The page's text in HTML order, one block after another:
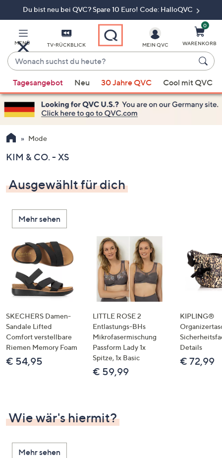
Du bist neu bei QVC? Spare 10 Euro! Code: HalloQVC
MENÜ TV-RÜCKBLICK
Wonach
suchst
du
heute?
Vorschläge
verfügbar
sind,
verwenden
Sie
Pfeiltasten
oben
und
nach
unten
oder
wischen
Sie
Touch-
Geräten
links
bzw.
rechts,
um
diese
MEIN QVC
0
WARENKORB
Tagesangebot Neu 30 Jahre QVC Cool mit QVC
Mode
KIM & CO. - XS
Ausgewählt für dich
Mehr sehen
SKECHERS Damen-
Sandale Lifted
Comfort verstellbare
Riemen Memory Foam
€ 54,95
LITTLE ROSE 2
Entlastungs-BHs
Mikrofasermischung
Passform Lady 1x
Spitze, 1x Basic
€ 59,99
KIPLING®
Details
€ 72,99
Wie wär's hiermit?
Mehr sehen